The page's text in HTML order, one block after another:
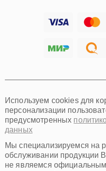
Хабаровск
Иркутск
Омск
Красноярск
Пермь
Ульяновск
Киров
Архангельск
Астрахань
Используем cookies для
персонализации
предусмотренных
данных
Мы специализируемся на
обслуживании продукции
не являемся